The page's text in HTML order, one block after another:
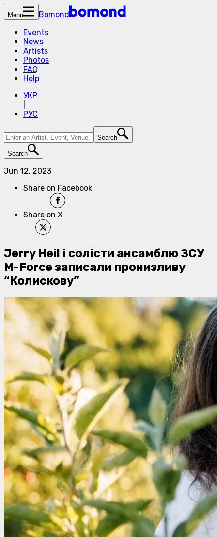
Menu
Bomond
Events
News
Artists
Photos
FAQ
Help
УКР
РУС
Search
Search
Jun 12, 2023
Share on Facebook
Share on X
Jerry Heil і солісти ансамблю ЗСУ
M-Force записали пронизливу
“Колискову”